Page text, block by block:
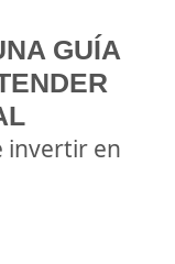
GUÍA
invertir en